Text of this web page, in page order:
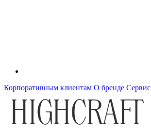
Корпоративным клиентам О бренде Сервис